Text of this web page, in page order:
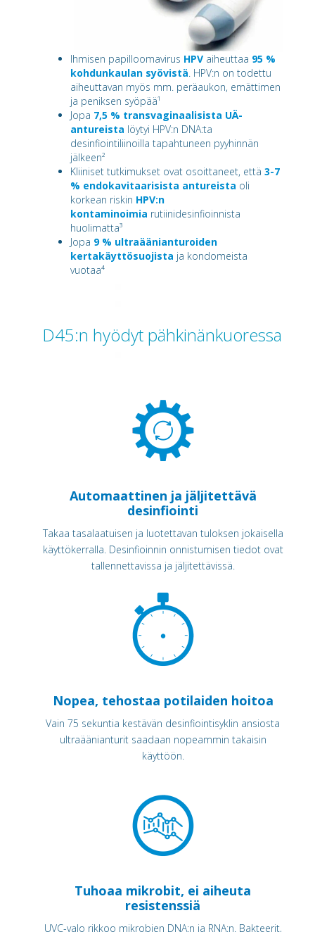
Ihmisen papilloomavirus HPV aiheuttaa 95 %
kohdunkaulan syövistä . HPV:n on todettu
aiheuttavan myös mm. peräaukon, emättimen
ja peniksen syöpää¹
Jopa 7,5 % transvaginaalisista UÄ-
antureista löytyi HPV:n DNA:ta
desinfiointiliinoilla tapahtuneen pyyhinnän
jälkeen²
Kliiniset tutkimukset ovat osoittaneet, että 3-7
% endokavitaarisista antureista oli
korkean riskin HPV:n
kontaminoimia rutiinidesinfioinnista
huolimatta³
Jopa 9 % ultraäänianturoiden
kertakäyttösuojista ja kondomeista
vuotaa⁴
D45:n hyödyt pähkinänkuoressa
Automaattinen ja jäljitettävä
desinfiointi
Takaa tasalaatuisen ja luotettavan tuloksen jokaisella
käyttökerralla. Desinfioinnin onnistumisen tiedot ovat
tallennettavissa ja jäljitettävissä.
Nopea, tehostaa potilaiden hoitoa
Vain 75 sekuntia kestävän desinfiointisyklin ansiosta
ultraäänianturit saadaan nopeammin takaisin
käyttöön.
Tuhoaa mikrobit, ei aiheuta
resistenssiä
UVC-valo rikkoo mikrobien DNA:n ja RNA:n. Bakteerit,